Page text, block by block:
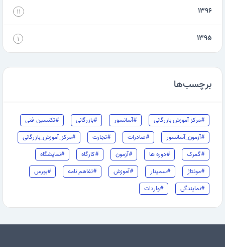
۱۳۹۶ ۱۱
۱۳۹۵ ۱
برچسب‌ها
#مرکز آموزش بازرگانی #آسانسور #بازرگانی
#تکنسین_فنی
#آزمون_آسانسور
#صادرات #تجارت
#مرکز_آموزش_بازرگانی
#گمرک
#دوره ها #آزمون #کارگاه
#نمایشگاه
#مونتاژ
#سمینار #آموزش #تفاهم نامه
#بورس
#نمایندگی
#واردات